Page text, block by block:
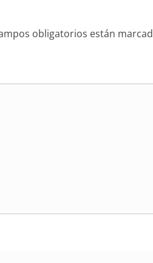
obligatorios están